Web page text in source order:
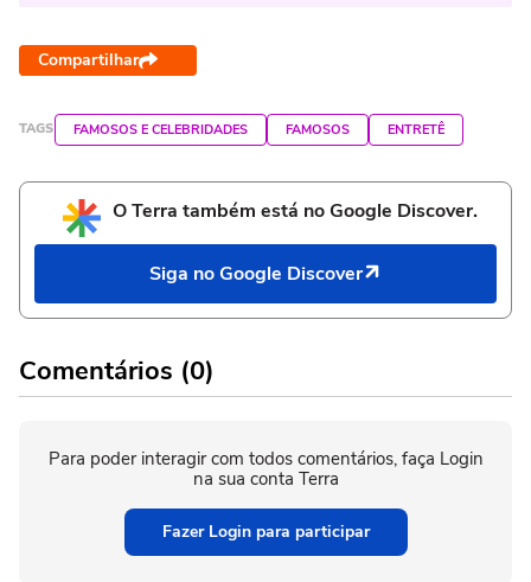
Compartilhar
TAGS FAMOSOS E CELEBRIDADES FAMOSOS ENTRETÊ
O Terra também está no Google Discover.
Siga no Google Discover
Comentários (0)
Para poder interagir com todos comentários, faça Login
na sua conta Terra
Fazer Login para participar